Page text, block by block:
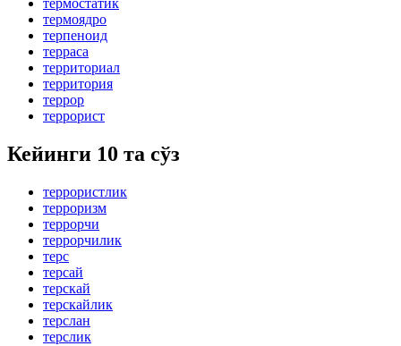
термостатик
термоядро
терпеноид
терраса
территориал
территория
террор
террорист
Кейинги 10 та сўз
террористлик
терроризм
террорчи
террорчилик
терс
терсай
терскай
терскайлик
терслан
терслик